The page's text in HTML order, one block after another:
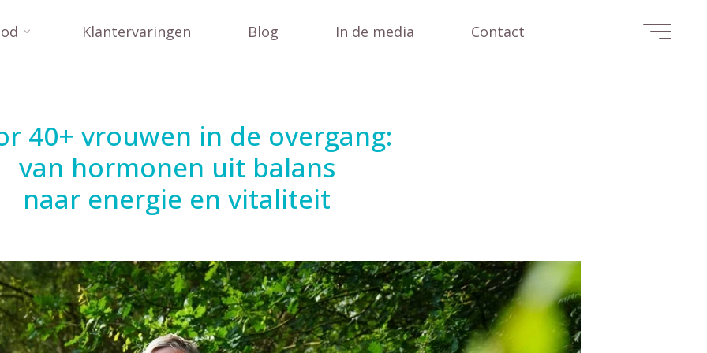
Klantervaringen Blog In de media Contact
40+ vrouwen in de overgang:
van hormonen uit balans
naar energie en vitaliteit